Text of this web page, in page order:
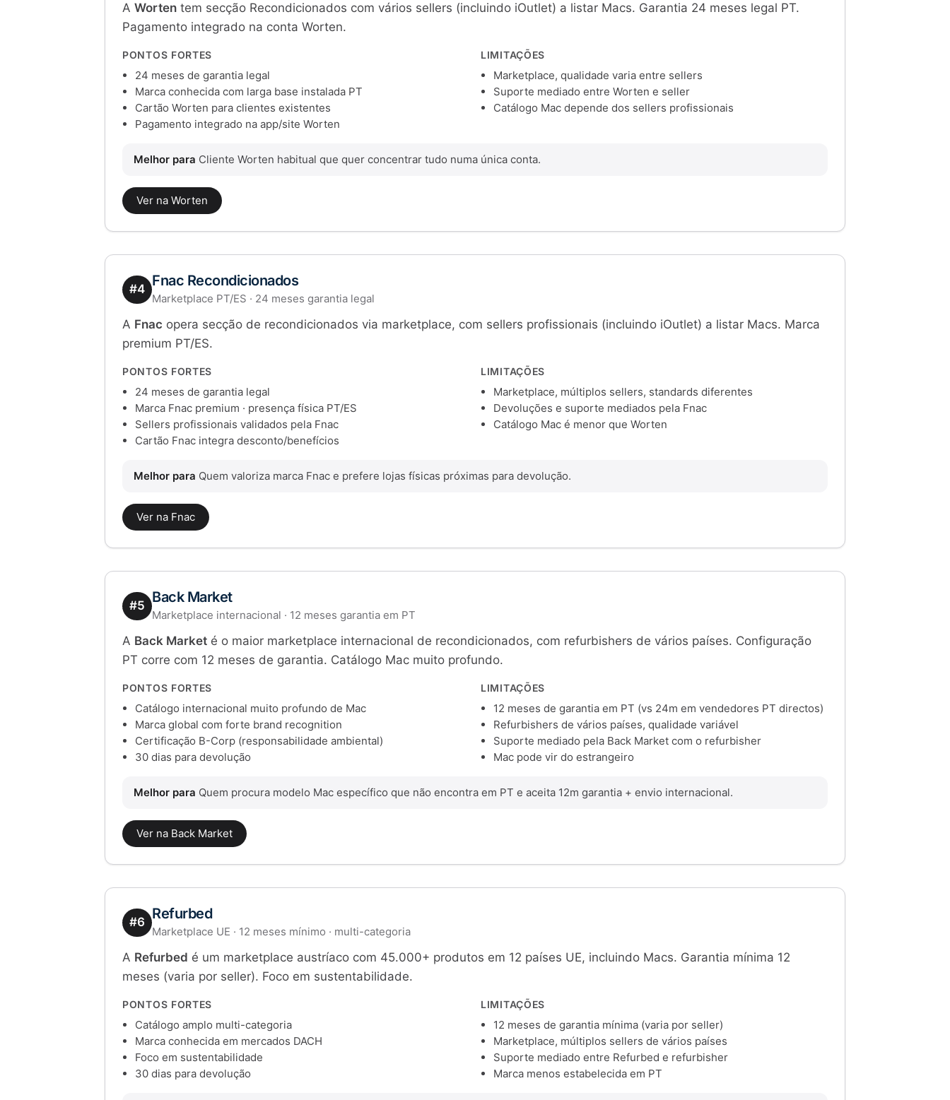
A Worten tem secção Recondicionados com vários sellers (incluindo iOutlet) a listar Macs. Garantia 24 meses legal PT.
Pagamento integrado na conta Worten.
PONTOS FORTES
24 meses de garantia legal
Marca conhecida com larga base instalada PT
Cartão Worten para clientes existentes
Pagamento integrado na app/site Worten
LIMITAÇÕES
Marketplace, qualidade varia entre sellers
Suporte mediado entre Worten e seller
Catálogo Mac depende dos sellers profissionais
Melhor para Cliente Worten habitual que quer concentrar tudo numa única conta.
Ver na Worten
#4 Fnac Recondicionados
Marketplace PT/ES · 24 meses garantia legal
A Fnac opera secção de recondicionados via marketplace, com sellers profissionais (incluindo iOutlet) a listar Macs. Marca
premium PT/ES.
PONTOS FORTES
24 meses de garantia legal
Marca Fnac premium · presença física PT/ES
Sellers profissionais validados pela Fnac
Cartão Fnac integra desconto/benefícios
LIMITAÇÕES
Marketplace, múltiplos sellers, standards diferentes
Devoluções e suporte mediados pela Fnac
Catálogo Mac é menor que Worten
Melhor para Quem valoriza marca Fnac e prefere lojas físicas próximas para devolução.
Ver na Fnac
#5 Back Market
Marketplace internacional · 12 meses garantia em PT
A Back Market é o maior marketplace internacional de recondicionados, com refurbishers de vários países. Configuração
PT corre com 12 meses de garantia. Catálogo Mac muito profundo.
PONTOS FORTES
Catálogo internacional muito profundo de Mac
Marca global com forte brand recognition
Certificação B-Corp (responsabilidade ambiental)
30 dias para devolução
LIMITAÇÕES
12 meses de garantia em PT (vs 24m em vendedores PT directos)
Refurbishers de vários países, qualidade variável
Suporte mediado pela Back Market com o refurbisher
Mac pode vir do estrangeiro
Melhor para Quem procura modelo Mac específico que não encontra em PT e aceita 12m garantia + envio internacional.
Ver na Back Market
#6 Refurbed
Marketplace UE · 12 meses mínimo · multi-categoria
A Refurbed é um marketplace austríaco com 45.000+ produtos em 12 países UE, incluindo Macs. Garantia mínima 12
meses (varia por seller). Foco em sustentabilidade.
PONTOS FORTES
Catálogo amplo multi-categoria
Marca conhecida em mercados DACH
Foco em sustentabilidade
30 dias para devolução
LIMITAÇÕES
12 meses de garantia mínima (varia por seller)
Marketplace, múltiplos sellers de vários países
Suporte mediado entre Refurbed e refurbisher
Marca menos estabelecida em PT